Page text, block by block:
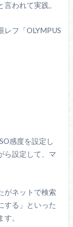
われて実践。
レフ「OLYMPUS
感度を設定し
ら設定して、マ
がネットで検索
する」といった
。